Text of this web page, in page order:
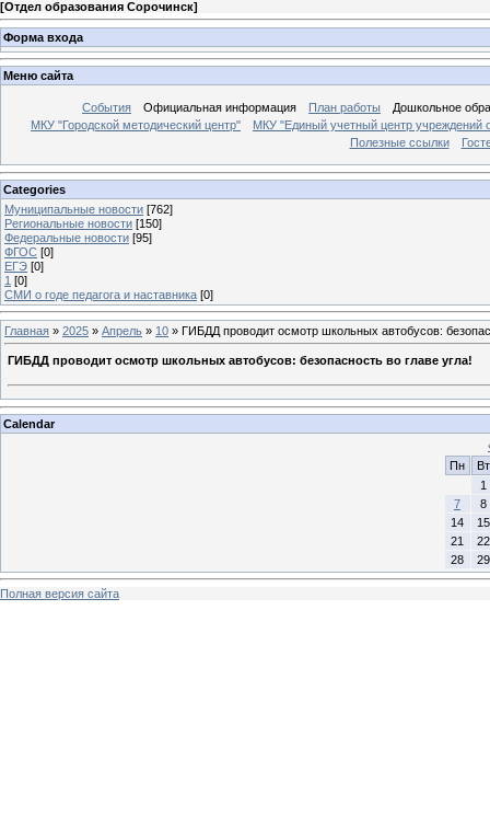
[Отдел образования Сорочинск]
Форма входа
Меню сайта
События Официальная информация План работы
Дошкольное
МКУ "Городской методический центр"
МКУ "Единый учетный центр учреждений
Полезные ссылки
Categories
Муниципальные новости [762]
Региональные новости [150]
Федеральные новости [95]
ФГОС [0]
ЕГЭ [0]
1 [0]
СМИ о годе педагога и наставника [0]
Главная » 2025 » Апрель » 10 » ГИБДД проводит осмотр школьных автобусов:
ГИБДД проводит осмотр школьных автобусов: безопасность во главе угла!
Calendar
Пн
Вт
1
7
8
14
15
21
22
28
29
Полная версия сайта